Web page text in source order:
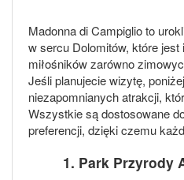
Madonna di Campiglio to
w sercu Dolomitów, które
miłośników zarówno
Jeśli planujecie wizytę,
niezapomnianych atrakcji,
Wszystkie są dostosowane
preferencji, dzięki czemu
1. Park Przyrody